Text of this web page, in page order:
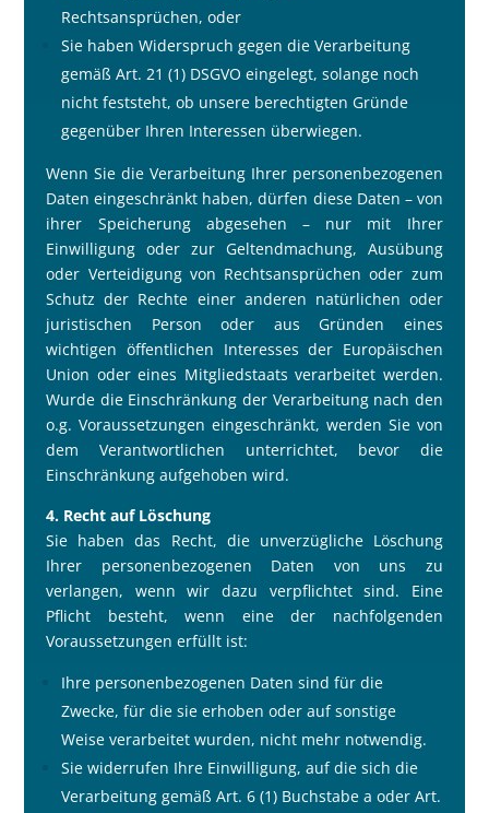
Rechtsansprüchen, oder
Sie haben Widerspruch gegen die Verarbeitung
gemäß Art. 21 (1) DSGVO eingelegt, solange noch
nicht feststeht, ob unsere berechtigten Gründe
gegenüber Ihren Interessen überwiegen.
Wenn Sie die Verarbeitung Ihrer personenbezogenen
Daten eingeschränkt haben, dürfen diese Daten – von
ihrer Speicherung abgesehen – nur mit Ihrer
Einwilligung oder zur Geltendmachung, Ausübung
oder Verteidigung von Rechtsansprüchen oder zum
Schutz der Rechte einer anderen natürlichen oder
juristischen Person oder aus Gründen eines
wichtigen öffentlichen Interesses der Europäischen
Union oder eines Mitgliedstaats verarbeitet werden.
Wurde die Einschränkung der Verarbeitung nach den
o.g. Voraussetzungen eingeschränkt, werden Sie von
dem Verantwortlichen unterrichtet, bevor die
Einschränkung aufgehoben wird.
4. Recht auf Löschung
Sie haben das Recht, die unverzügliche Löschung
Ihrer personenbezogenen Daten von uns zu
verlangen, wenn wir dazu verpflichtet sind. Eine
Pflicht besteht, wenn eine der nachfolgenden
Voraussetzungen erfüllt ist:
Ihre personenbezogenen Daten sind für die
Zwecke, für die sie erhoben oder auf sonstige
Weise verarbeitet wurden, nicht mehr notwendig.
Sie widerrufen Ihre Einwilligung, auf die sich die
Verarbeitung gemäß Art. 6 (1) Buchstabe a oder Art.